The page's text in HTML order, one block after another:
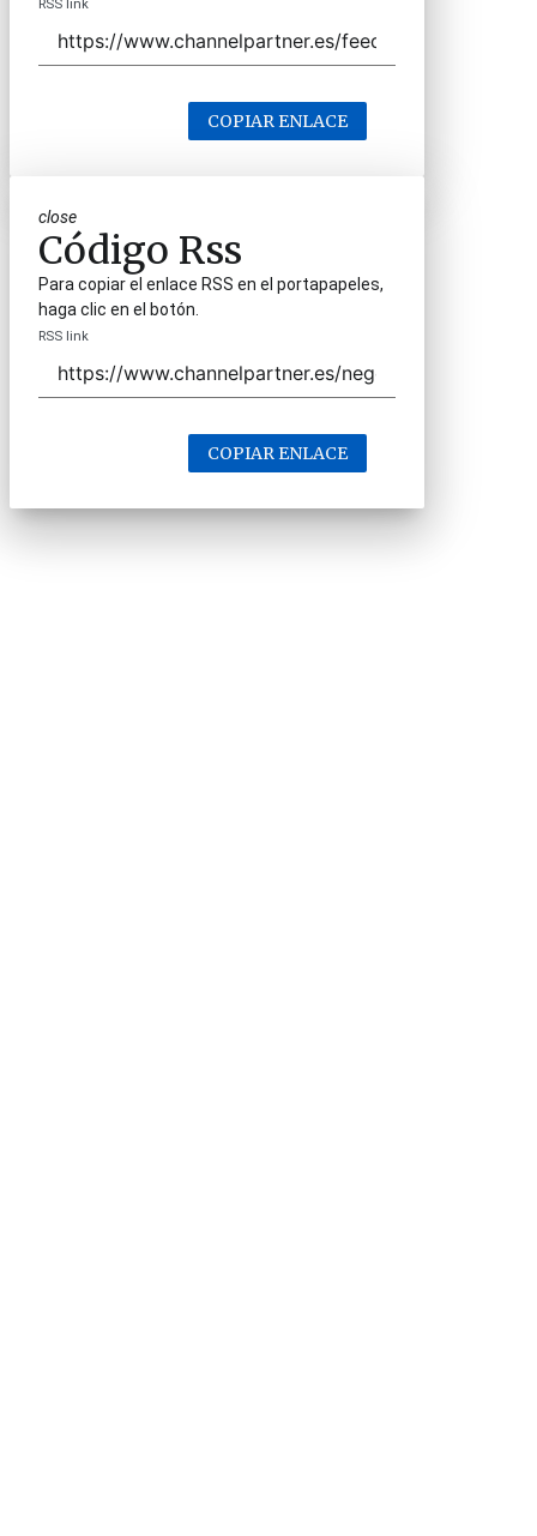
RSS link
COPIAR ENLACE
close
Código Rss
Para copiar el enlace RSS en el portapapeles,
haga clic en el botón.
RSS link
COPIAR ENLACE